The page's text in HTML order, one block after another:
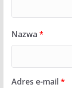
Nazwa *
Adres e-mail*